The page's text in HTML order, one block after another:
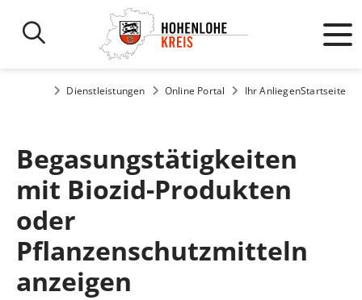
Startseite
Ihr Anliegen
Online Portal
Dienstleistungen
Begasungstätigkeiten
mit Biozid-Produkten
oder
Pflanzenschutzmitteln
anzeigen